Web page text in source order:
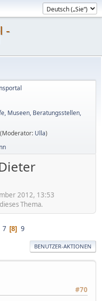
-
Museen, Beratungsstellen,
(Moderator: Ulla)
2012, 13:53
Thema.
7 8 9
BENUTZER-AKTIONEN
#70